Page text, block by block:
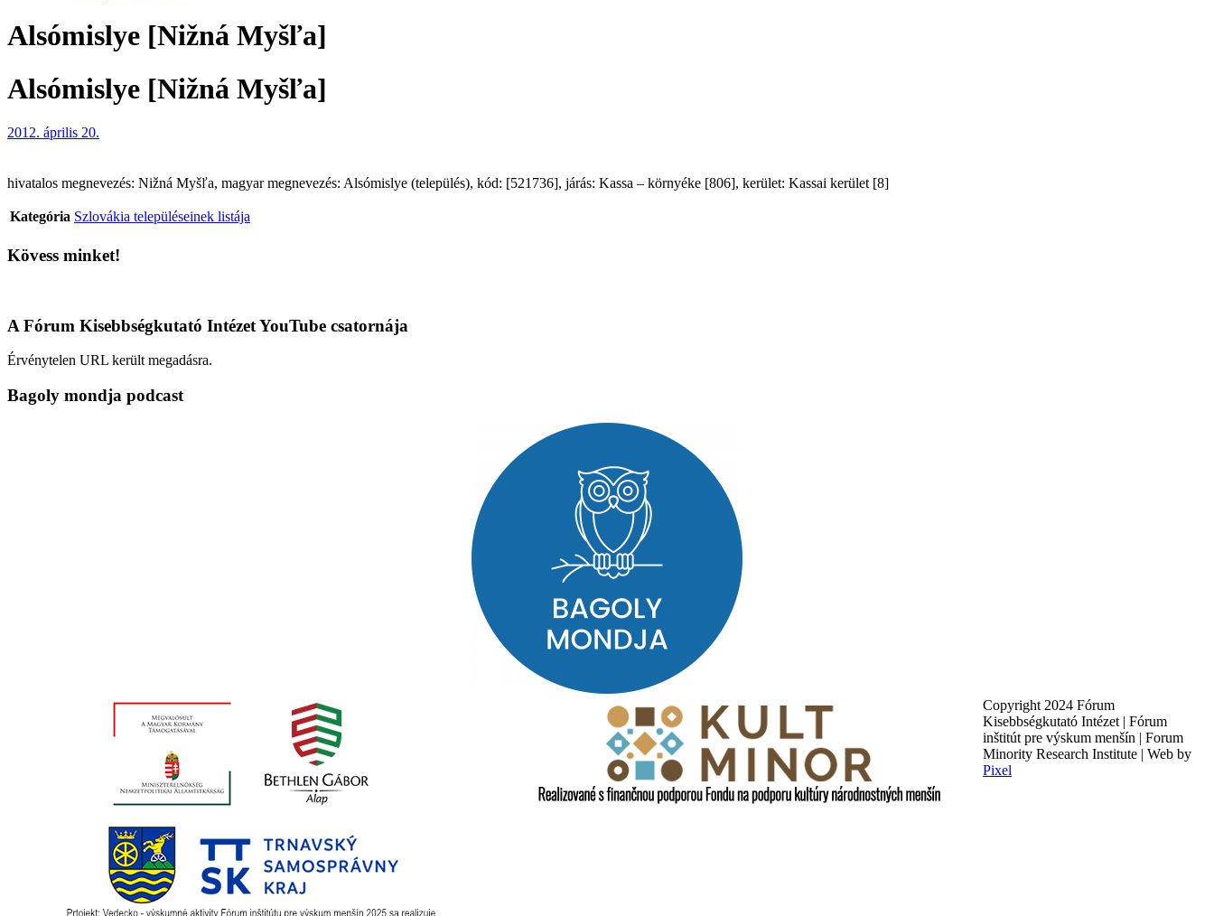
Alsómislye [Nižná Myšľa]
Alsómislye [Nižná Myšľa]
2012. április 20.
hivatalos megnevezés: Nižná Myšľa, magyar megnevezés: Alsómislye (település), kód: [521736], járás: Kassa – környéke [806], kerület: Kassai kerület [8]
Kategória Szlovákia településeinek listája
Kövess minket!
A Fórum Kisebbségkutató Intézet YouTube csatornája
Érvénytelen URL került megadásra.
Bagoly mondja podcast
Copyright 2024 Fórum
Kisebbségkutató Intézet | Fórum
inštitút pre výskum menšín | Forum
Minority Research Institute | Web by
Pixel